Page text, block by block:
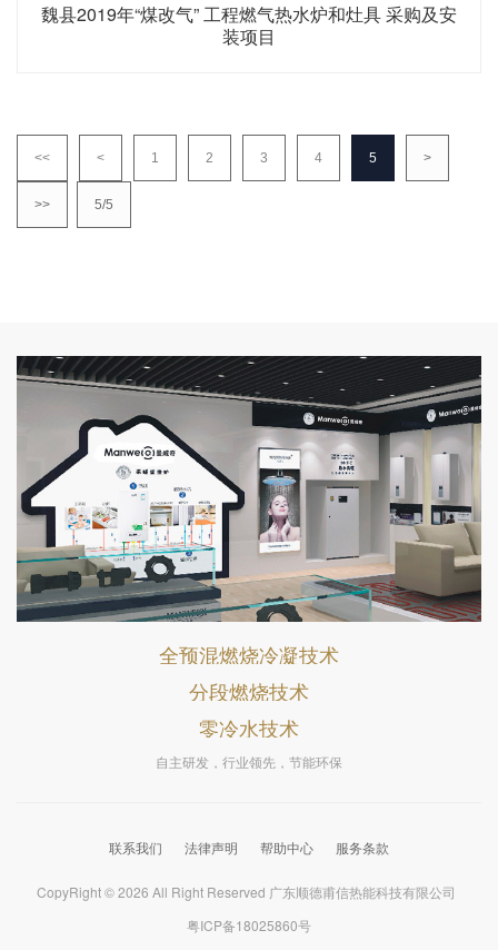
魏县2019年“煤改气” 工程燃气热水炉和灶具 采购及安
装项目
<< < 1 2 3 4 5 >
>> 5/5
全预混燃烧冷凝技术
分段燃烧技术
零冷水技术
自主研发，行业领先，节能环保
联系我们 法律声明 帮助中心 服务条款
CopyRight © 2026 All Right Reserved 广东顺德甫信热能科技有限公司
粤ICP备18025860号